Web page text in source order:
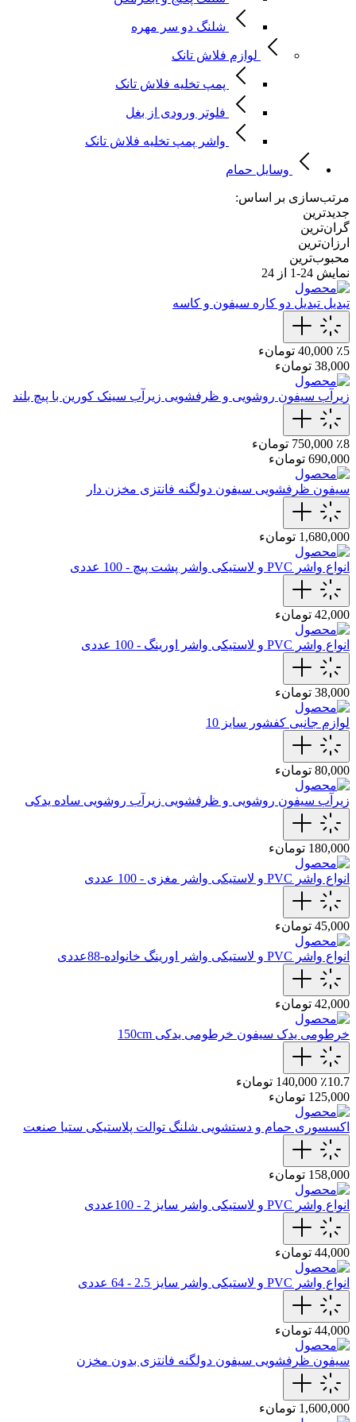
شلنگ دو سر مهره
لوازم فلاش تانک
پمپ تخلیه فلاش تانک
فلوتر ورودی از بغل
واشر پمپ تخلیه فلاش تانک
وسایل حمام
مرتب‌سازی بر اساس:
جدیدترین
گران‌ترین
ارزان‌ترین
محبوب‌ترین
نمایش 24-1 از 24
تبدیل تبدیل دو کاره سیفون و کاسه
٪5 40,000 تومانء
38,000 تومانء
زیرآب سیفون روشویی و ظرفشویی زیرآب سینک کورین با پیچ بلند
٪8 750,000 تومانء
690,000 تومانء
سیفون ظرفشویی سیفون دولگنه فانتزی مخزن دار
1,680,000 تومانء
انواع واشر PVC و لاستیکی واشر پشت پیچ - 100 عددی
42,000 تومانء
انواع واشر PVC و لاستیکی واشر اورینگ - 100 عددی
38,000 تومانء
لوازم جانبی کفشور سایز 10
80,000 تومانء
زیرآب سیفون روشویی و ظرفشویی زیرآب روشویی ساده یدکی
180,000 تومانء
انواع واشر PVC و لاستیکی واشر مغزی - 100 عددی
45,000 تومانء
انواع واشر PVC و لاستیکی واشر اورینگ خانواده-88عددی
42,000 تومانء
خرطومی یدک سیفون خرطومی‌ یدکی 150cm
٪10.7 140,000 تومانء
125,000 تومانء
اکسسوری حمام و دستشویی شلنگ توالت پلاستیکی ستیا صنعت
158,000 تومانء
انواع واشر PVC و لاستیکی واشر سایز 2 - 100عددی
44,000 تومانء
انواع واشر PVC و لاستیکی واشر سایز 2.5 - 64 عددی
44,000 تومانء
سیفون ظرفشویی سیفون دولگنه فانتزی بدون مخزن
1,600,000 تومانء